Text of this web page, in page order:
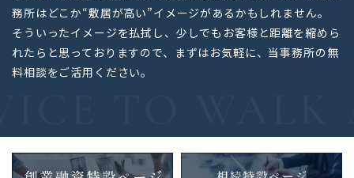
務所はどこか“敷居が高い”イメージがあるかもしれません。
そういったイメージを払拭し、少しでもお客様と距離を縮めら
れたらと思っておりますので、まずはお気軽に、当事務所の無
料相談をご活用ください。